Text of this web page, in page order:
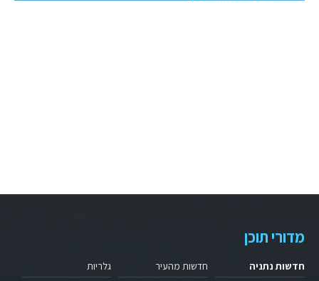
מדורי תוכן
חדשות נתניה
חדשות מהעיר
גלריות